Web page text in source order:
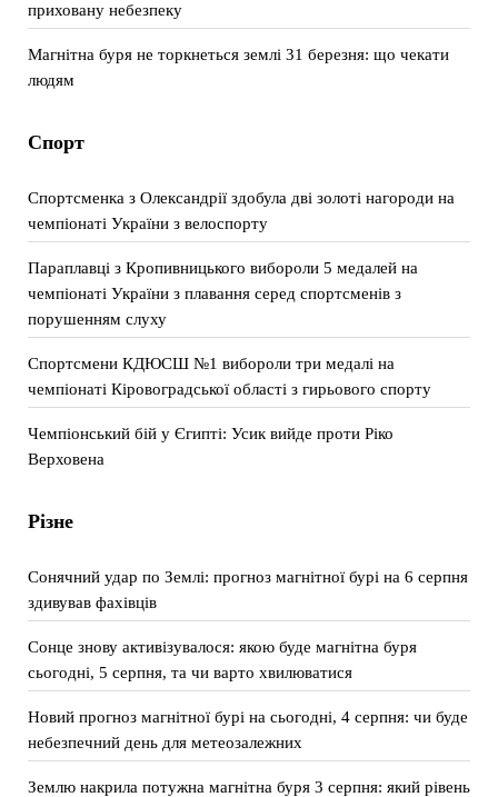
приховану небезпеку
Магнітна буря не торкнеться землі 31 березня: що чекати
людям
Спорт
Спортсменка з Олександрії здобула дві золоті нагороди на
чемпіонаті України з велоспорту
Параплавці з Кропивницького вибороли 5 медалей на
чемпіонаті України з плавання серед спортсменів з
порушенням слуху
Спортсмени КДЮСШ №1 вибороли три медалі на
чемпіонаті Кіровоградської області з гирьового спорту
Чемпіонський бій у Єгипті: Усик вийде проти Ріко
Верховена
Різне
Сонячний удар по Землі: прогноз магнітної бурі на 6 серпня
здивував фахівців
Сонце знову активізувалося: якою буде магнітна буря
сьогодні, 5 серпня, та чи варто хвилюватися
Новий прогноз магнітної бурі на сьогодні, 4 серпня: чи буде
небезпечний день для метеозалежних
Землю накрила потужна магнітна буря 3 серпня: який рівень